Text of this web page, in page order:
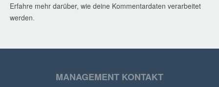
Erfahre mehr darüber, wie deine Kommentardaten verarbeitet
werden.
MANAGEMENT KONTAKT